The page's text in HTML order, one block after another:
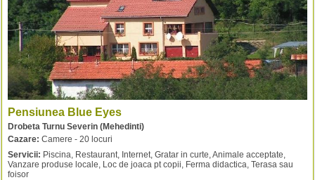
Pensiunea Blue Eyes
Drobeta Turnu Severin (Mehedinti)
Cazare: Camere - 20 locuri
Servicii: Piscina, Restaurant, Internet, Gratar in curte, Animale acceptate,
Vanzare produse locale, Loc de joaca pt copii, Ferma didactica, Terasa sau
foisor